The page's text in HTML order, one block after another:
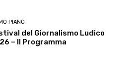
PIANO
del Giornalismo Ludico
– Il Programma